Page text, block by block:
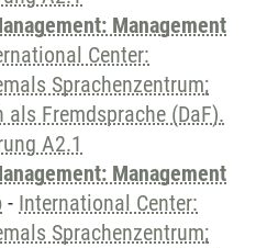
Management
Center:
Sprachenzentrum;
als Fremdsprache (DaF).
A2.1
Management
- International Center:
Sprachenzentrum;